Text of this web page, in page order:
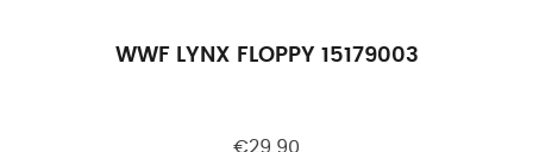
WWF LYNX FLOPPY 15179003
€29.90